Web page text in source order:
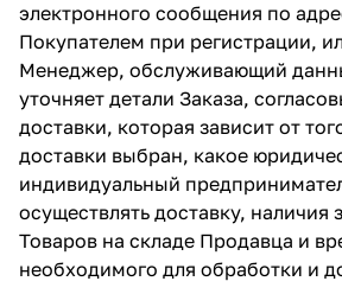
электронного сообщения по
Покупателем при регистрации,
Менеджер, обслуживающий
уточняет детали Заказа,
доставки, которая зависит от
доставки выбран, какое
индивидуальный
осуществлять доставку, наличия
Товаров на складе Продавца и
необходимого для обработки и